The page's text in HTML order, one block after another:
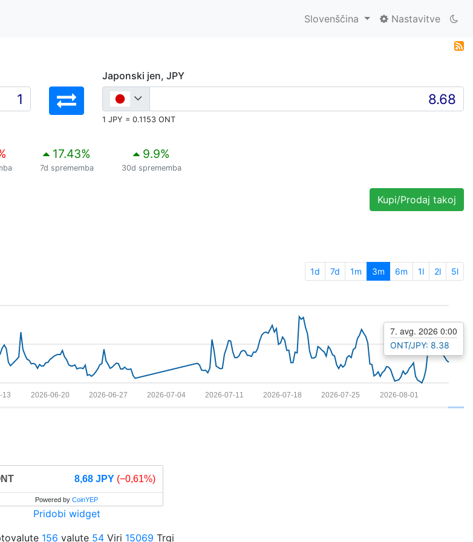
Slovenščina Nastavitve
Japonski jen, JPY
1 JPY = 0.1153 ONT
17.43%
7d sprememba
9.9%
30d sprememba
Kupi/Prodaj takoj
1d 7d 1m 3m 6m 1l 2l 5l
2026-08-01
2026-07-25
2026-07-18
2026-07-11
2026-07-04
2026-06-27
2026-06-20
13
7. avg. 2026 0:00
ONT/JPY: 8.38
8,68 JPY (−0,61%)
Powered by CoinYEP
Pridobi widget
156 valute 54 Viri 15069 Trgi